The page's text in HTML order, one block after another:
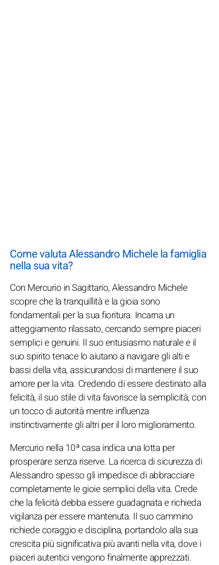
Come valuta Alessandro Michele la famiglia
nella sua vita?
Con Mercurio in Sagittario, Alessandro Michele
scopre che la tranquillità e la gioia sono
fondamentali per la sua fioritura. Incarna un
atteggiamento rilassato, cercando sempre piaceri
semplici e genuini. Il suo entusiasmo naturale e il
suo spirito tenace lo aiutano a navigare gli alti e
bassi della vita, assicurandosi di mantenere il suo
amore per la vita. Credendo di essere destinato alla
felicità, il suo stile di vita favorisce la semplicità, con
un tocco di autorità mentre influenza
instinctivamente gli altri per il loro miglioramento.
Mercurio nella 10ª casa indica una lotta per
prosperare senza riserve. La ricerca di sicurezza di
Alessandro spesso gli impedisce di abbracciare
completamente le gioie semplici della vita. Crede
che la felicità debba essere guadagnata e richieda
vigilanza per essere mantenuta. Il suo cammino
richiede coraggio e disciplina, portandolo alla sua
crescita più significativa più avanti nella vita, dove i
piaceri autentici vengono finalmente apprezzati.